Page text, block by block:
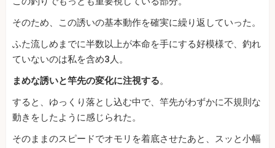
そのため、この誘いの基本動作を確実に繰り返していった。
ふた流しめまでに半数以上が本命を手にする好模様で、釣れ
ていないのは私を含め3人。
まめな誘いと竿先の変化に注視する。
すると、ゆっくり落とし込む中で、竿先がわずかに不規則な
動きをしたように感じられた。
そのままのスピードでオモリを着底させたあと、スッと小幅